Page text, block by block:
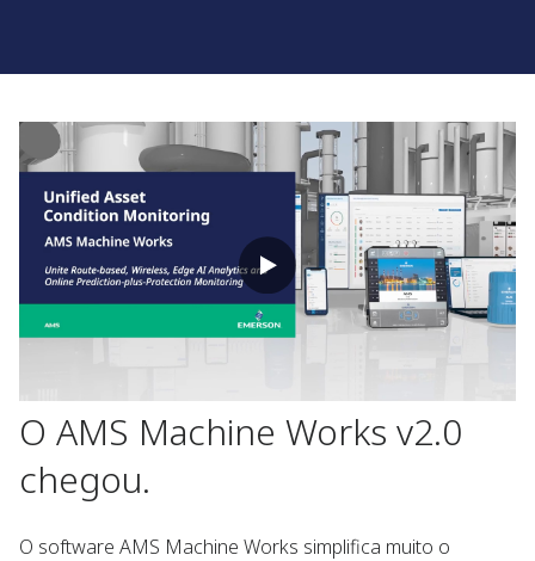
O AMS Machine Works v2.0
chegou.
O software AMS Machine Works simplifica muito o